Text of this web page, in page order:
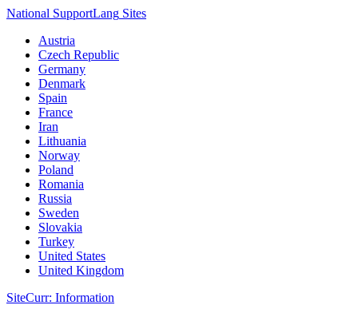
National SupportLang Sites
Austria
Czech Republic
Germany
Denmark
Spain
France
Iran
Lithuania
Norway
Poland
Romania
Russia
Sweden
Slovakia
Turkey
United States
United Kingdom
SiteCurr: Information